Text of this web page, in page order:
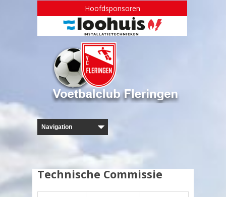
Hoofdsponsoren
Technische Commissie